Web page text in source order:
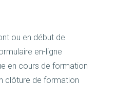
ou en début de
en-ligne
en cours de formation
clôture de formation